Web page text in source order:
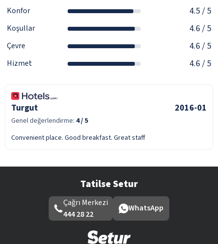
Konfor 4.5/ 5
Koşullar 4.6/ 5
Çevre 4.6/ 5
Hizmet 4.6/ 5
Turgut 2016-01
Genel değerlendirme: 4/ 5
Convenient place. Good breakfast. Great staff
Tatilse Setur
Çağrı Merkezi
444 28 22
WhatsApp